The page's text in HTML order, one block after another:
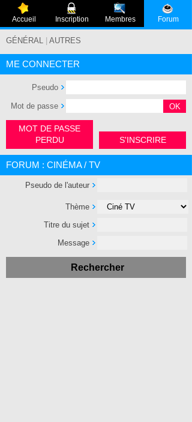
Accueil Inscription Membres Forum
GÉNÉRAL AUTRES
ME CONNECTER
Pseudo
Mot de passe
MOT DE PASSE
PERDU
S'INSCRIRE
FORUM : CINÉMA / TV
Pseudo de l'auteur
Thème
Titre du sujet
Message